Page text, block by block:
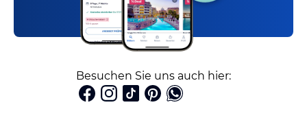
Besuchen Sie uns auch hier: